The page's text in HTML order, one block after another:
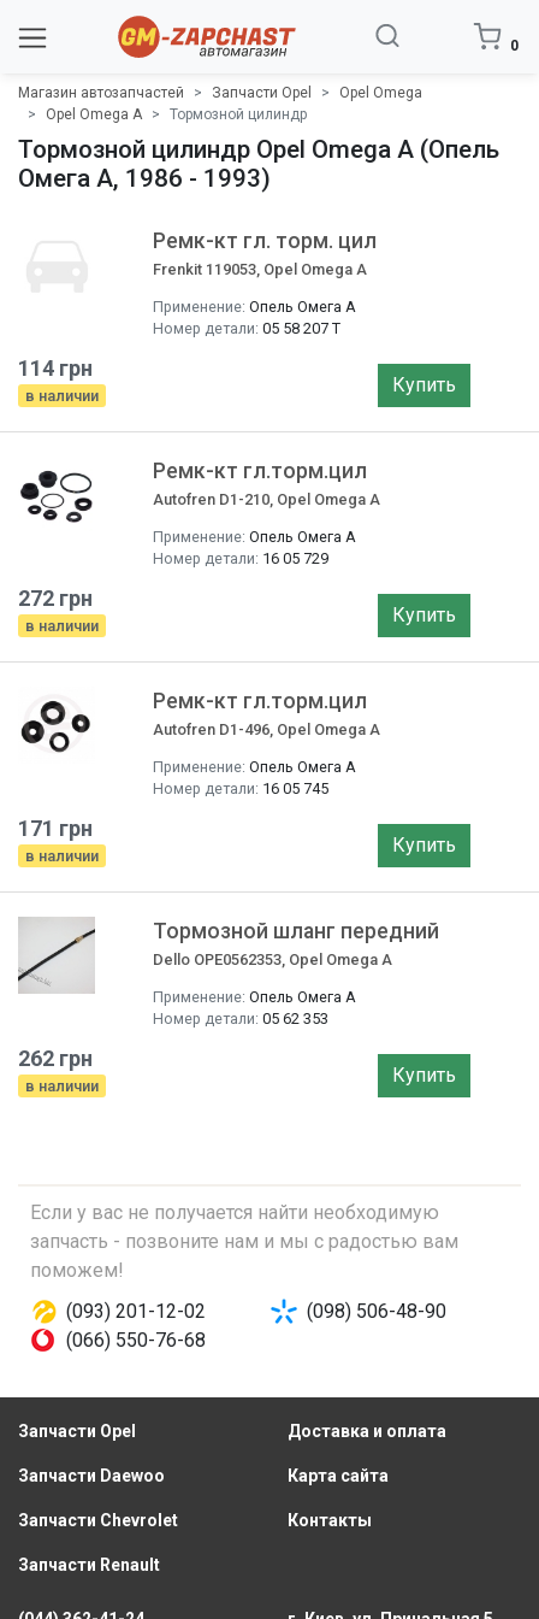
0
Магазин автозапчастей Запчасти Opel
Opel Omega
Opel Omega A
Тормозной цилиндр
Тормозной цилиндр Opel Omega A (Опель
Омега A, 1986 - 1993)
Ремк-кт гл. торм. цил
Frenkit 119053, Opel Omega A
Применение: Опель Омега A
Номер детали: 05 58 207 T
114 грн
в наличии Купить
Ремк-кт гл.торм.цил
Autofren D1-210, Opel Omega A
Применение: Опель Омега A
Номер детали: 16 05 729
272 грн
в наличии Купить
Ремк-кт гл.торм.цил
Autofren D1-496, Opel Omega A
Применение: Опель Омега A
Номер детали: 16 05 745
171 грн
в наличии Купить
Тормозной шланг передний
Dello OPE0562353, Opel Omega A
Применение: Опель Омега A
Номер детали: 05 62 353
262 грн
в наличии Купить
Если у вас не получается найти необходимую
запчасть - позвоните нам и мы с радостью вам
поможем!
(093) 201-12-02
(098) 506-48-90
(066) 550-76-68
Запчасти Opel
Запчасти Daewoo
Запчасти Chevrolet
Запчасти Renault
Доставка и оплата
Карта сайта
Контакты